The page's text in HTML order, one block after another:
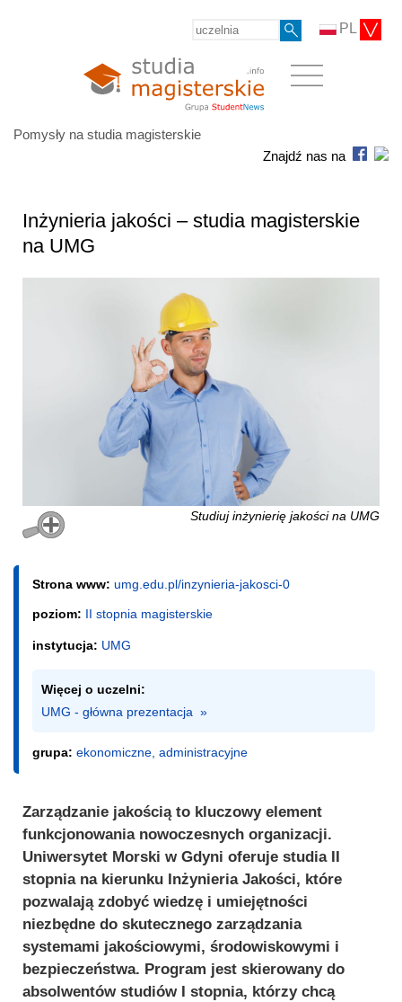
PL
Pomysły na studia magisterskie
Znajdź nas na
Inżynieria jakości – studia magisterskie
na UMG
Studiuj inżynierię jakości na UMG
Strona www: umg.edu.pl/inzynieria-jakosci-0
poziom: II stopnia magisterskie
instytucja: UMG
Więcej o uczelni:
UMG - główna prezentacja  »
grupa: ekonomiczne, administracyjne
Zarządzanie jakością to kluczowy element
funkcjonowania nowoczesnych organizacji.
Uniwersytet Morski w Gdyni oferuje studia II
stopnia na kierunku Inżynieria Jakości, które
pozwalają zdobyć wiedzę i umiejętności
niezbędne do skutecznego zarządzania
systemami jakościowymi, środowiskowymi i
bezpieczeństwa. Program jest skierowany do
absolwentów studiów I stopnia, którzy chcą